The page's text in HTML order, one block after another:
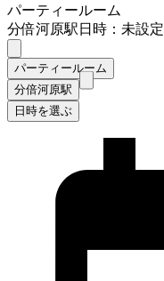
パーティールーム
分倍河原駅日時：未設定
パーティールーム
分倍河原駅
日時を選ぶ